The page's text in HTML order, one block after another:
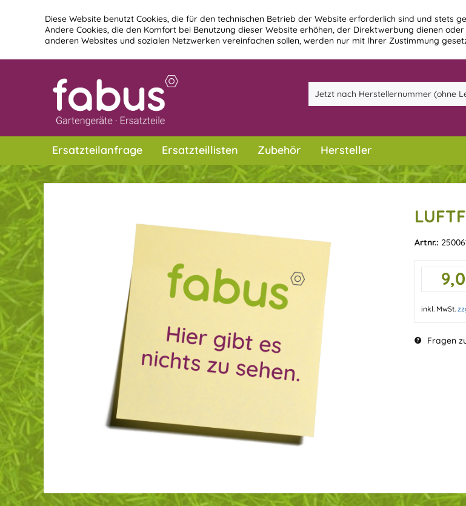
Diese Website benutzt Cookies, die für den technischen Betrieb der Website erforderlich sind und stets
Andere Cookies, die den Komfort bei Benutzung dieser Website erhöhen, der Direktwerbung dienen
anderen Websites und sozialen Netzwerken vereinfachen sollen, werden nur mit Ihrer Zustimmung
Ersatzteilanfrage Ersatzteillisten Zubehör Hersteller
Artnr.:
inkl. MwSt.
Fragen